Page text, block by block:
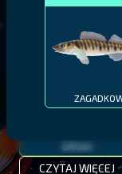
MALAWI
PYSZCZAK
EPICKA
CZYTAJ WIĘCEJ